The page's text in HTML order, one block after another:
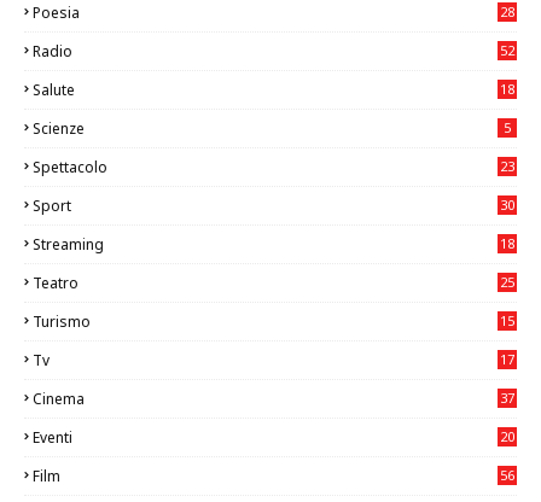
Poesia 28
Radio 52
Salute
18
Scienze 5
Spettacolo 23
Sport
30
Streaming 18
Teatro
25
Turismo
15
Tv
17
Cinema
37
Eventi
20
Film
56